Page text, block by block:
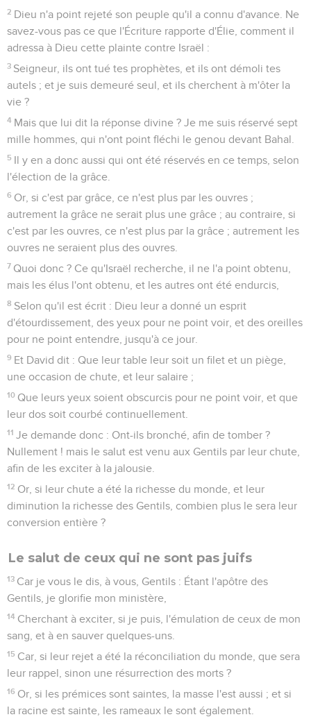
2 Dieu n'a point rejeté son peuple qu'il a connu d'avance. Ne
savez-vous pas ce que l'Écriture rapporte d'Élie, comment il
adressa à Dieu cette plainte contre Israël :
3 Seigneur, ils ont tué tes prophètes, et ils ont démoli tes
autels ; et je suis demeuré seul, et ils cherchent à m'ôter la
vie ?
4 Mais que lui dit la réponse divine ? Je me suis réservé sept
mille hommes, qui n'ont point fléchi le genou devant Bahal.
5 Il y en a donc aussi qui ont été réservés en ce temps, selon
l'élection de la grâce.
6 Or, si c'est par grâce, ce n'est plus par les ouvres ;
autrement la grâce ne serait plus une grâce ; au contraire, si
c'est par les ouvres, ce n'est plus par la grâce ; autrement les
ouvres ne seraient plus des ouvres.
7 Quoi donc ? Ce qu'Israël recherche, il ne l'a point obtenu,
mais les élus l'ont obtenu, et les autres ont été endurcis,
8 Selon qu'il est écrit : Dieu leur a donné un esprit
d'étourdissement, des yeux pour ne point voir, et des oreilles
pour ne point entendre, jusqu'à ce jour.
9 Et David dit : Que leur table leur soit un filet et un piège,
une occasion de chute, et leur salaire ;
10 Que leurs yeux soient obscurcis pour ne point voir, et que
leur dos soit courbé continuellement.
11 Je demande donc : Ont-ils bronché, afin de tomber ?
Nullement ! mais le salut est venu aux Gentils par leur chute,
afin de les exciter à la jalousie.
12 Or, si leur chute a été la richesse du monde, et leur
diminution la richesse des Gentils, combien plus le sera leur
conversion entière ?
Le salut de ceux qui ne sont pas juifs
13 Car je vous le dis, à vous, Gentils : Étant l'apôtre des
Gentils, je glorifie mon ministère,
14 Cherchant à exciter, si je puis, l'émulation de ceux de mon
sang, et à en sauver quelques-uns.
15 Car, si leur rejet a été la réconciliation du monde, que sera
leur rappel, sinon une résurrection des morts ?
16 Or, si les prémices sont saintes, la masse l'est aussi ; et si
la racine est sainte, les rameaux le sont également.